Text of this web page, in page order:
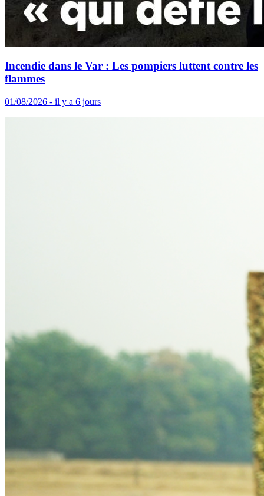
Incendie dans le Var : Les pompiers luttent contre les
flammes
01/08/2026 - il y a 6 jours